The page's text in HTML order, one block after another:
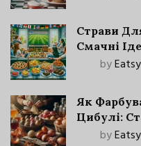
Страви
Смачні
byEatsy
Як
Цибулі:
byEatsy